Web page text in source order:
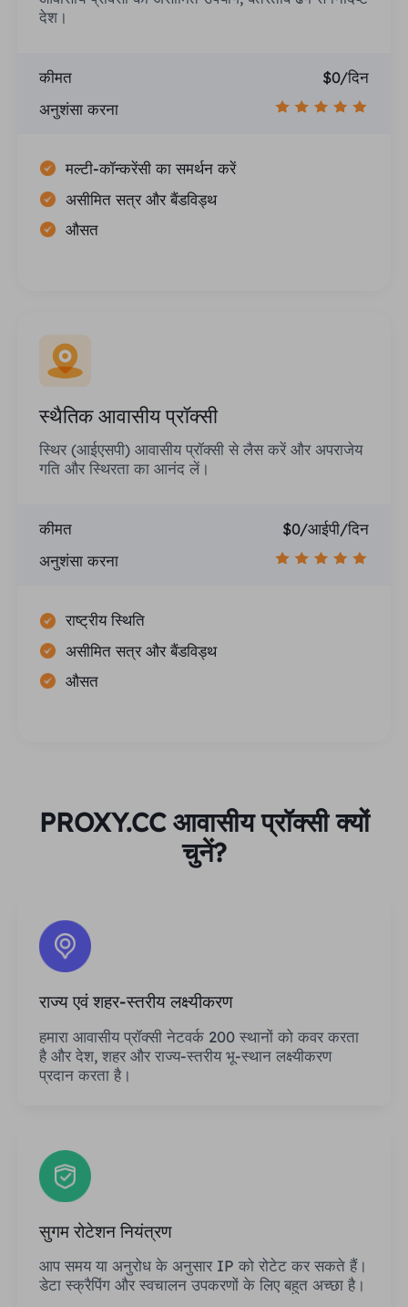
देश।
कीमत
$0/दिन
अनुशंसा करना
मल्टी-कॉन्करेंसी का समर्थन करें
असीमित सत्र और बैंडविड्थ
औसत
स्थैतिक आवासीय प्रॉक्सी
स्थिर (आईएसपी) आवासीय प्रॉक्सी से लैस करें और अपराजेय
गति और स्थिरता का आनंद लें।
कीमत
$0/आईपी/दिन
अनुशंसा करना
राष्ट्रीय स्थिति
असीमित सत्र और बैंडविड्थ
औसत
PROXY.CC आवासीय प्रॉक्सी क्यों
चुनें?
राज्य एवं शहर-स्तरीय लक्ष्यीकरण
हमारा आवासीय प्रॉक्सी नेटवर्क 200 स्थानों को कवर करता
है और देश, शहर और राज्य-स्तरीय भू-स्थान लक्ष्यीकरण
प्रदान करता है।
सुगम रोटेशन नियंत्रण
आप समय या अनुरोध के अनुसार IP को रोटेट कर सकते हैं।
डेटा स्क्रैपिंग और स्वचालन उपकरणों के लिए बहुत अच्छा है।